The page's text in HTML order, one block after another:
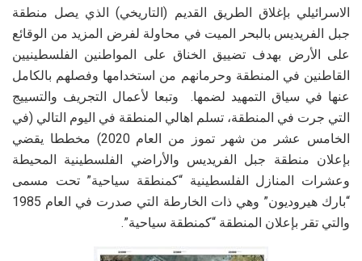
الاسرائيلي بإغلاق الطريق القديم (التاريخي) الذي يصل منطقة
جبل الفريديس بالبحر الميت في محاولة لفرض المزيد من الوقائع
على الأرض بهدف تضييق الخناق على المواطنين الفلسطينيين
القاطنين في المنطقة وحرمانهم من استخدامها وفصلهم بالكامل
عنها في سياق التمهيد لضمها. وتبعا لأعمال التجريف والتسييج
التي جرت في المنطقة، تسلم اهالي المنطقة في اليوم التالي (في
الخامس عشر من شهر تموز من العام 2020) مخططا يقضي
بإعلان منطقة جبل الفريديس والأراضي الفلسطينية المحيطة
وعشرات المنازل الفلسطينية “كمنطقة سياحية” تحت مسمى
“بارك هيروديون” وهي ذات الخارطة التي صدرت في العام 1985
والتي تقر بإعلان المنطقة “كمنطقة سياحية”.